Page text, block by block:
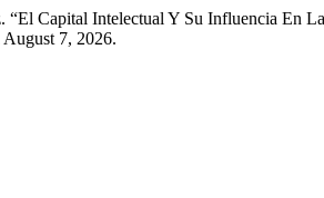
Capital Intelectual Y Su Influencia En
August 7, 2026.